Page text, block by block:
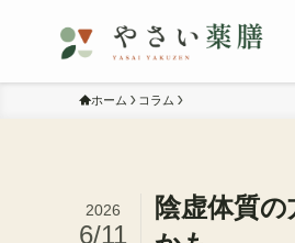
ホーム コラム
陰虚体質
2026
6/11